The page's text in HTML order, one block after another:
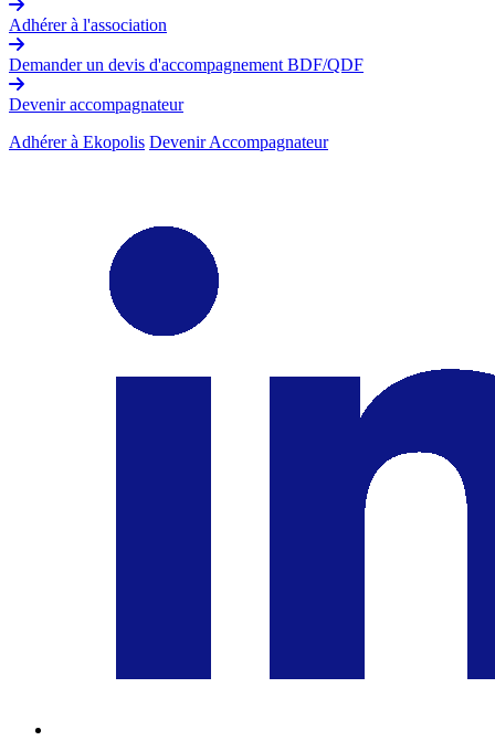
Adhérer à l'association
Demander un devis d'accompagnement BDF/QDF
Devenir accompagnateur
Adhérer à Ekopolis Devenir Accompagnateur